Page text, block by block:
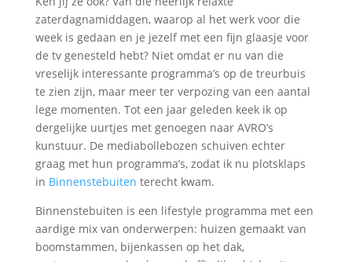
zaterdagnamiddagen, waarop al het werk voor die
week is gedaan en je jezelf met een fijn glaasje voor
de tv genesteld hebt? Niet omdat er nu van die
vreselijk interessante programma’s op de treurbuis
te zien zijn, maar meer ter verpozing van een aantal
lege momenten. Tot een jaar geleden keek ik op
dergelijke uurtjes met genoegen naar AVRO’s
kunstuur. De mediabollebozen schuiven echter
graag met hun programma’s, zodat ik nu plotsklaps
in Binnenstebuiten terecht kwam.
Binnenstebuiten is een lifestyle programma met een
aardige mix van onderwerpen: huizen gemaakt van
boomstammen, bijenkassen op het dak,